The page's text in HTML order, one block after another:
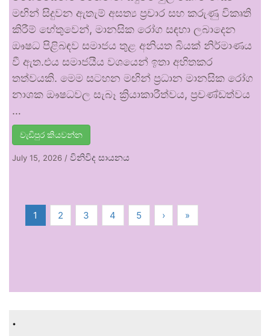
මඟින් සිදුවන ඇතැම් අසත්‍ය ප්‍රචාර සහ කරුණු විකෘති
කිරීම් හේතුවෙන්, මානසික රෝග සඳහා ලබාදෙන
ඖෂධ පිළිබඳව සමාජය තුළ අනියත බියක් නිර්මාණය
වී ඇත.එය සමාජයීය වශයෙන් ඉතා අහිතකර
තත්වයකි. මෙම සටහන මඟින් ප්‍රධාන මානසික රෝග
නාශක ඖෂධවල සැබෑ ක්‍රියාකාරීත්වය, ප්‍රචණ්ඩත්වය
…
වැඩිපුර කියවන්න
July 15, 2026 / විනිවිද සායනය
1 2 3 4 5 › »
.